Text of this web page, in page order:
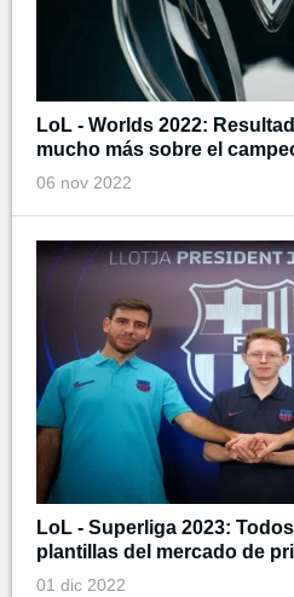
LoL - Worlds 2022:
mucho más sobre el
06 nov 2022
LoL - Superliga 2023:
plantillas del mercado de
01 dic 2022